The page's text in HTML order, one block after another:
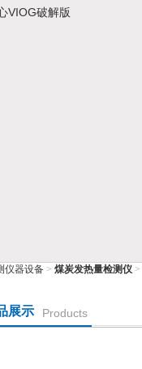
司
VIOG破解版
仪器设备 > 煤炭发热量检测仪
展示 Products